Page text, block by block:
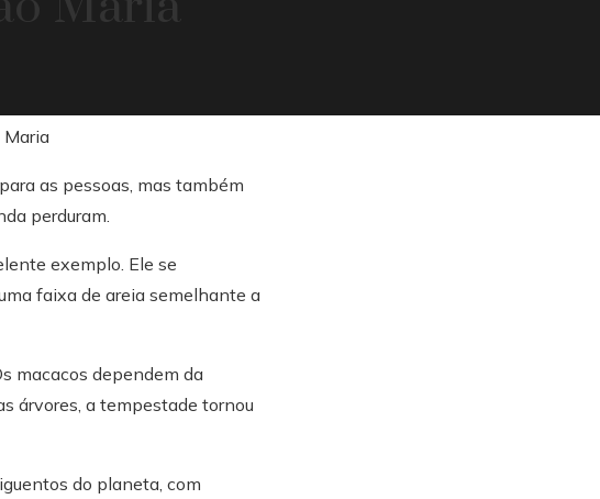
as pessoas, mas também
perduram.
exemplo. Ele se
faixa de areia semelhante a
macacos dependem da
árvores, a tempestade tornou
do planeta, com